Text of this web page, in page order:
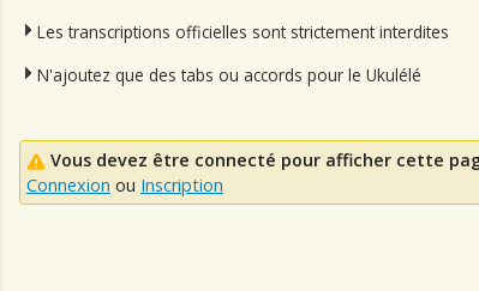
Les transcriptions officielles sont strictement interdites
N'ajoutez que des tabs ou accords pour le Ukulélé
Vous devez être connecté pour afficher cette
Connexion ou Inscription